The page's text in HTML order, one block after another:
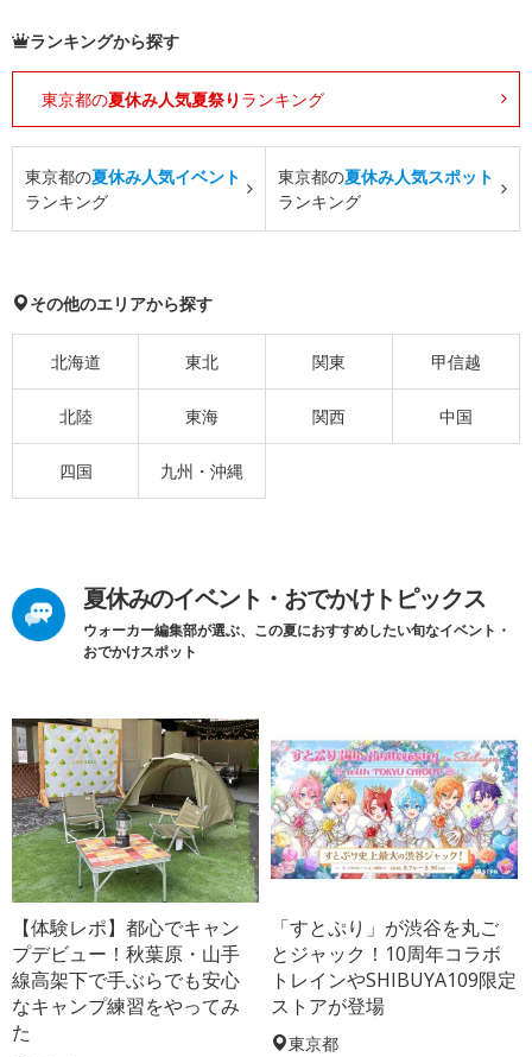
ランキングから探す
東京都の夏休み人気夏祭り ランキング
東京都の夏休み人気イベント
ランキング
東京都の夏休み人気スポット
ランキング
その他のエリアから探す
北海道 東北 関東 甲信越
北陸 東海 関西 中国
四国 九州・沖縄
夏休みのイベント・おでかけトピックス
ウォーカー編集部が選ぶ、この夏におすすめしたい旬なイベント・
おでかけスポット
【体験レポ】都心でキャン
プデビュー！秋葉原・山手
線高架下で手ぶらでも安心
なキャンプ練習をやってみ
た
「すとぷり」が渋谷を丸ご
とジャック！10周年コラボ
トレインやSHIBUYA109限定
ストアが登場
東京都